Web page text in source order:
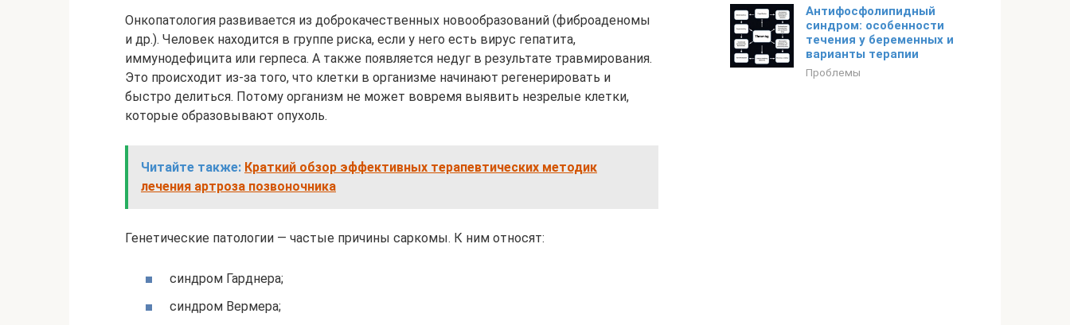
Онкопатология развивается из доброкачественных новообразований (фиброаденомы
и др.). Человек находится в группе риска, если у него есть вирус гепатита,
иммунодефицита или герпеса. А также появляется недуг в результате травмирования.
Это происходит из-за того, что клетки в организме начинают регенерировать и
быстро делиться. Потому организм не может вовремя выявить незрелые клетки,
которые образовывают опухоль.
Читайте также: Краткий обзор эффективных терапевтических методик
лечения артроза позвоночника
Генетические патологии — частые причины саркомы. К ним относят:
синдром Гарднера;
синдром Вермера;
Антифосфолипидный
синдром: особенности
течения у беременных и
варианты терапии
Проблемы